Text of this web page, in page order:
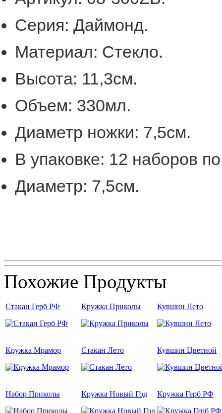
Серия: Даймонд.
Материал: Стекло.
Высота: 11,3см.
Объем: 330мл.
Диаметр ножки: 7,5см.
В упаковке: 12 наборов
Диаметр: 7,5см.
Похожие Продукты
Стакан Герб РФ Кружка Приколы Кувшин Лето
Кружка Мрамор Стакан Лето Кувшин Цветной
Набор Приколы Кружка Новый Год Кружка Герб РФ